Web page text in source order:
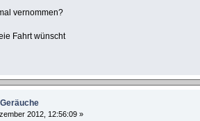
vernommen?
Fahrt wünscht
2012, 12:56:09 »